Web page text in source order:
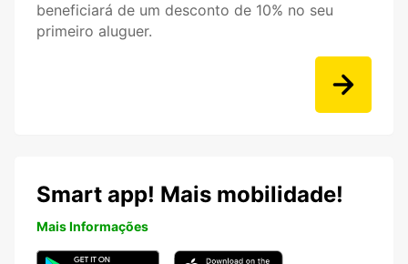
beneficiará de um desconto de 10% no seu
primeiro aluguer.
Smart app! Mais mobilidade!
Mais Informações